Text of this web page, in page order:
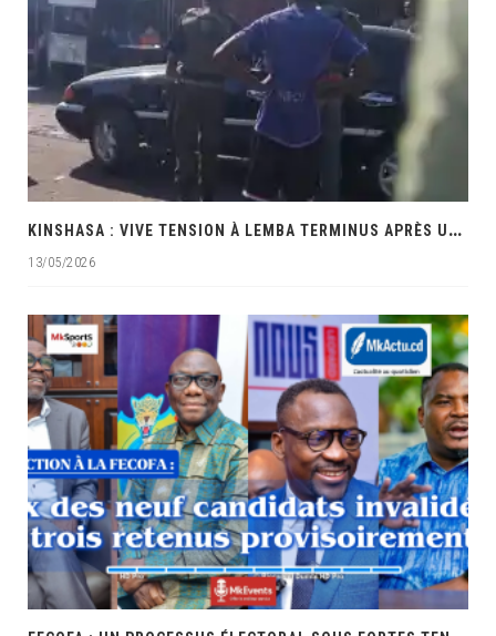
K
INSHASA : VIVE TENSION À LEMBA TERMINUS APRÈS UNE INTERVENTION MUSCLÉE DES PRÉSUMÉS POLICIERS
13/05/2026